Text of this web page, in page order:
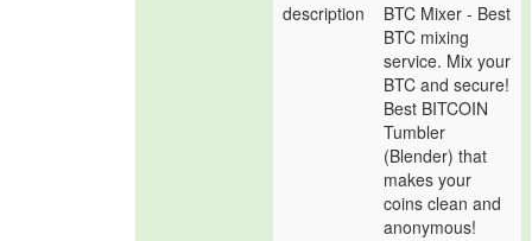
description
BTC Mixer - Best
BTC mixing
service. Mix your
BTC and secure!
Best BITCOIN
Tumbler
(Blender) that
makes your
coins clean and
anonymous!